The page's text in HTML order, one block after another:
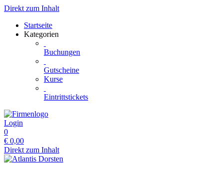
Direkt zum Inhalt
Startseite
Kategorien
Buchungen
Gutscheine
Kurse
Eintrittstickets
Login
0
€ 0,00
Direkt zum Inhalt